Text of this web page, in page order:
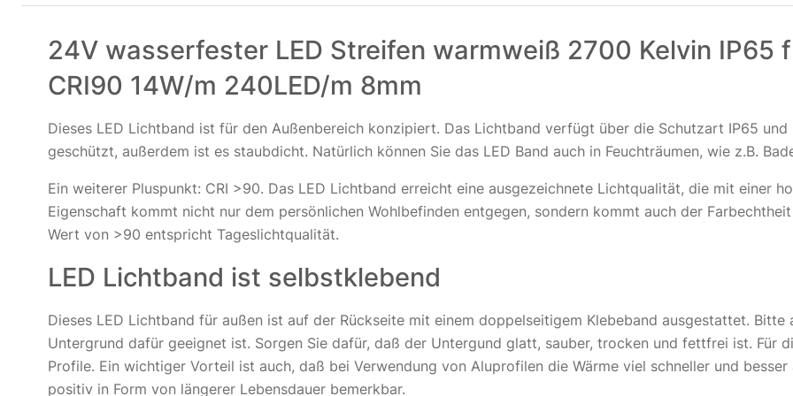
inkl.
inkl.
inkl.
24V wasserfester LED Streifen warmweiß 2700 Kelvin IP65
CRI90 14W/m 240LED/m 8mm
Dieses LED Lichtband ist für den Außenbereich konzipiert. Das Lichtband verfügt über die Schutzart IP65
geschützt, außerdem ist es staubdicht. Natürlich können Sie das LED Band auch in Feuchträumen, wie z.B.
Ein weiterer Pluspunkt: CRI >90. Das LED Lichtband erreicht eine ausgezeichnete Lichtqualität, die mit einer
Eigenschaft kommt nicht nur dem persönlichen Wohlbefinden entgegen, sondern kommt auch der
Wert von >90 entspricht Tageslichtqualität.
LED Lichtband ist selbstklebend
Dieses LED Lichtband für außen ist auf der Rückseite mit einem doppelseitigem Klebeband ausgestattet.
Untergrund dafür geeignet ist. Sorgen Sie dafür, daß der Untergund glatt, sauber, trocken und fettfrei ist. Für
Profile. Ein wichtiger Vorteil ist auch, daß bei Verwendung von Aluprofilen die Wärme viel schneller und
positiv in Form von längerer Lebensdauer bemerkbar.